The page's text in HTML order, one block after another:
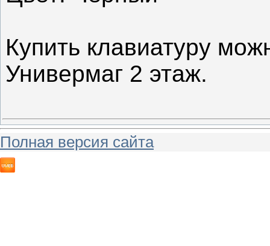
Купить клавиатуру
Универмаг 2 этаж.
Полная версия сайта